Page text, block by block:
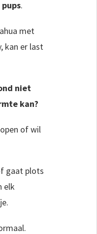
.
met
kan er last
niet
kan?
of wil
gaat plots
elk